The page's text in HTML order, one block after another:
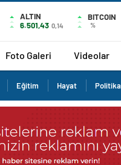
ALTIN
6.501,43 0,14
BITCOIN
%
Foto Galeri Videolar
Eğitim Hayat Politika